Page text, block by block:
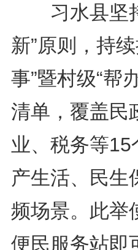
习水县坚持
新”原则，持
事”暨村级“帮
清单，覆盖民
业、税务等
产生活、民生
频场景。此举
便民服务站即